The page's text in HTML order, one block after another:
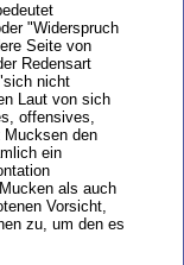
"Widerspruch
Seite von
Redensart
nicht
Laut von sich
offensives,
Mucksen den
ein
als auch
Vorsicht,
zu, um den es